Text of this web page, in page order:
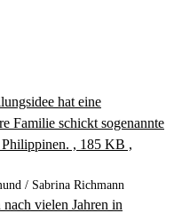
hat eine
Familie schickt sogenannte
, 185 KB ,
/ Sabrina Richmann
vielen Jahren in